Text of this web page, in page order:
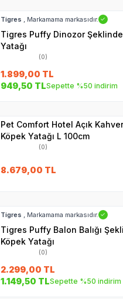
Tigres , Markamama markasıdır. ✓
Tigres Puffy Dinozor
Yatağı
(0)
1.899,00 TL
949,50 TLSepette %50 indirim
Pet Comfort Hotel Açık Kahverengi Ortopedik
Köpek Yatağı L 100cm
(0)
8.679,00 TL
Tigres , Markamama markasıdır. ✓
Tigres Puffy Balon Balığı
Köpek Yatağı
(0)
2.299,00 TL
1.149,50 TLSepette %50 indirim